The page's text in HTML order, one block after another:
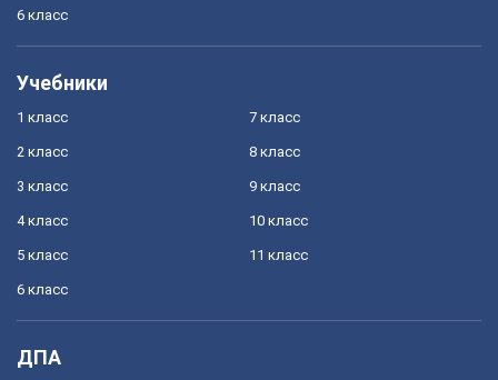
6 класс
Учебники
1 класс
2 класс
3 класс
4 класс
5 класс
6 класс
7 класс
8 класс
9 класс
10 класс
11 класс
ДПА